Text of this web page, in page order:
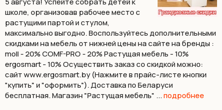
школе, организовав рабочее место с
растущими партой и стулом,
максимально выгодно. Воспользуйтесь дополнительными
скидками на мебель от нижней цены на сайте на бренды :
moll - 20% COMF-PRO - 20% Растущая мебель - 10%
ergosmart - 10% Осуществить заказ со скидкой можно:
сайт www.ergosmart.by (Нажмите в прайс-листе кнопки
"купить" и "оформить"). Доставка по Беларуси
бесплатная. Магазин "Растущая мебель" ...подробнее